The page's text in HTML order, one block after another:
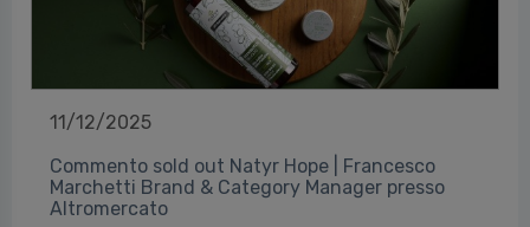
11/12/2025
Commento sold out Natyr Hope | Francesco
Marchetti Brand & Category Manager presso
Altromercato